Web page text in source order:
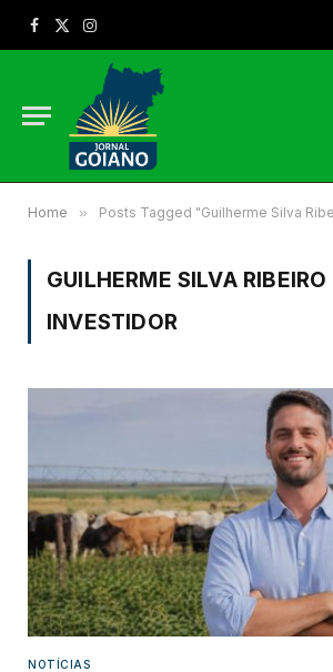
Facebook
X
Instagram
Home » Posts Tagged "Guilherme Silva
GUILHERME SILVA
INVESTIDOR
NOTÍCIAS